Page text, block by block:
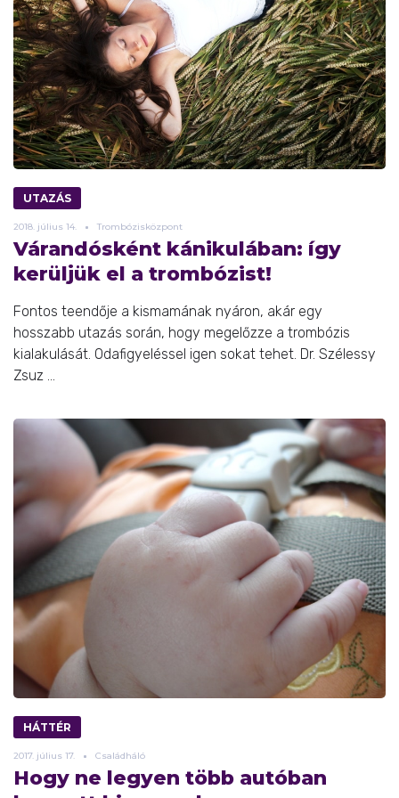
UTAZÁS
2018. július 14. Trombózisközpont
Várandósként kánikulában: így
kerüljük el a trombózist!
Fontos teendője a kismamának nyáron, akár egy
hosszabb utazás során, hogy megelőzze a trombózis
kialakulását. Odafigyeléssel igen sokat tehet. Dr. Szélessy
Zsuz ...
HÁTTÉR
2017. július 17. Családháló
Hogy ne legyen több autóban